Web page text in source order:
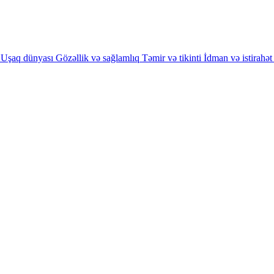
Uşaq dünyası Gözəllik və sağlamlıq Təmir və tikinti İdman və istirahət